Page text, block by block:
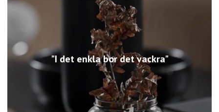
"I det enkla bor det vackra"